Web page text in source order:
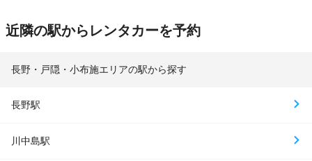
近隣の駅からレンタカーを予約
長野・戸隠・小布施エリアの駅から探す
長野駅
川中島駅